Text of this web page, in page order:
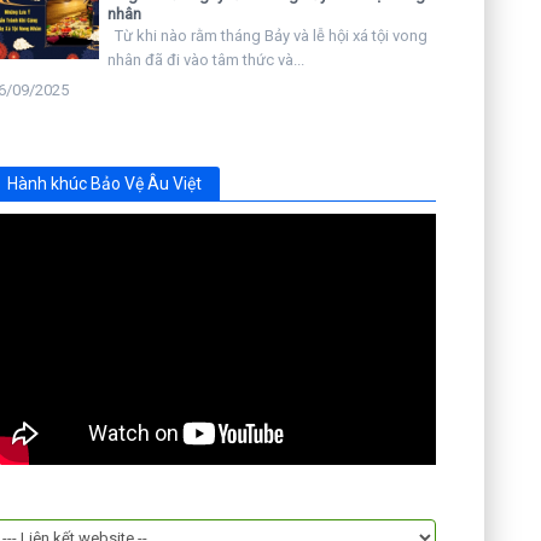
nhân
Từ khi nào rằm tháng Bảy và lễ hội xá tội vong
nhân đã đi vào tâm thức và...
09/2025
Hành khúc Bảo Vệ Âu Việt